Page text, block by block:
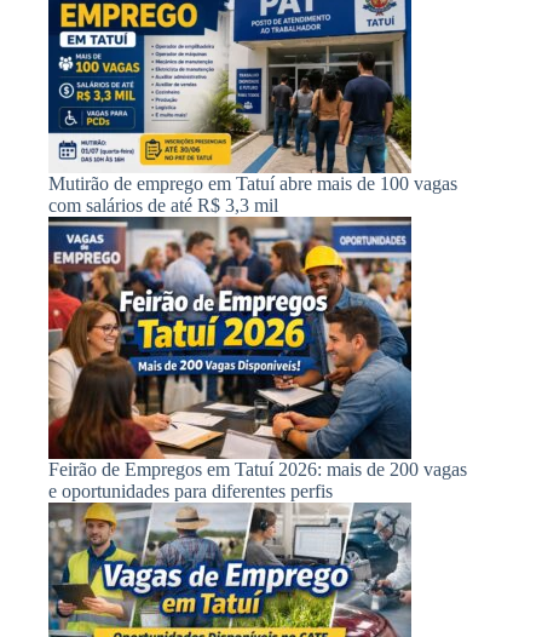
Mutirão de emprego em Tatuí abre mais de 100 vagas
com salários de até R$ 3,3 mil
Feirão de Empregos em Tatuí 2026: mais de 200 vagas
e oportunidades para diferentes perfis